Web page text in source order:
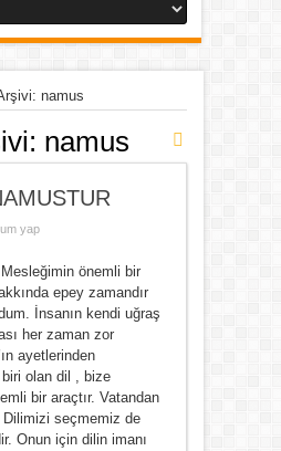
namus
namus
yap
önemli bir
epey zamandır
İnsanın kendi uğraş
her zaman zor
ayetlerinden
olan dil , bize
bir araçtır. Vatandan
Dilimizi seçmemiz de
Onun için dilin imanı